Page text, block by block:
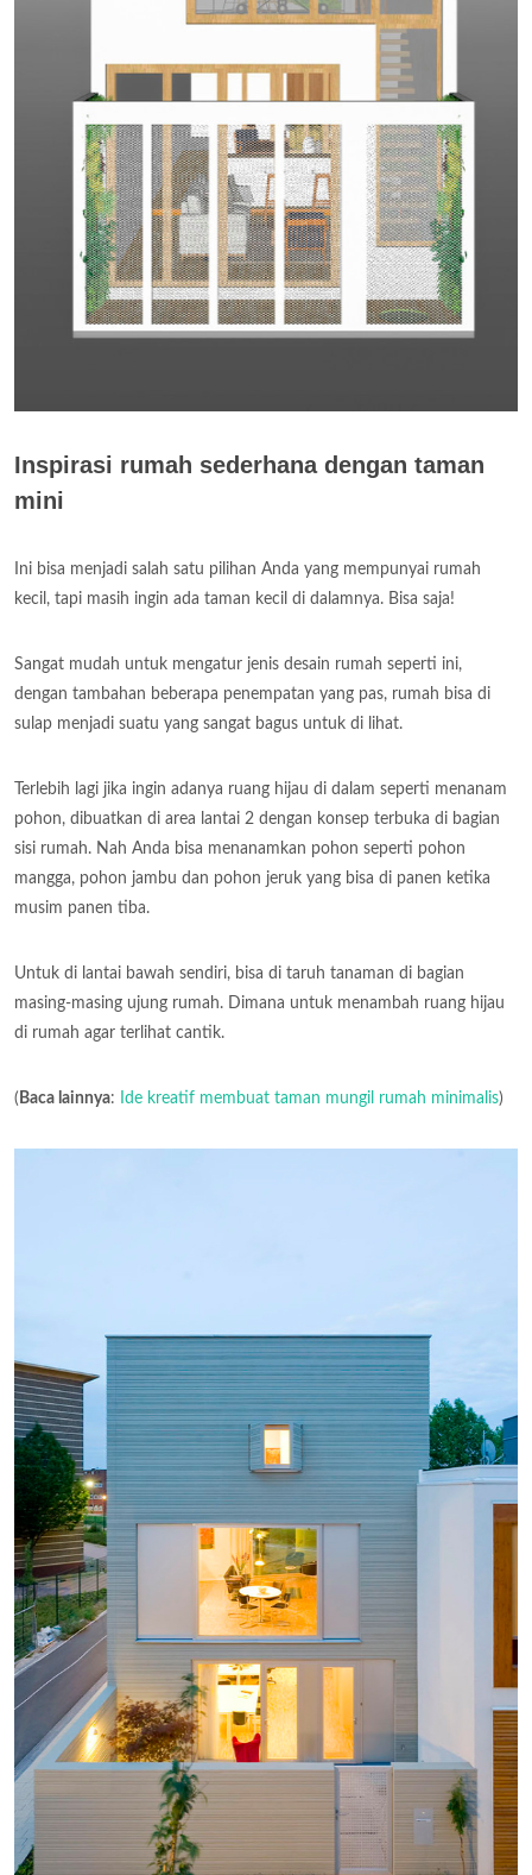
Inspirasi rumah sederhana dengan taman
mini
Ini bisa menjadi salah satu pilihan Anda yang mempunyai rumah
kecil, tapi masih ingin ada taman kecil di dalamnya. Bisa saja!
Sangat mudah untuk mengatur jenis desain rumah seperti ini,
dengan tambahan beberapa penempatan yang pas, rumah bisa di
sulap menjadi suatu yang sangat bagus untuk di lihat.
Terlebih lagi jika ingin adanya ruang hijau di dalam seperti menanam
pohon, dibuatkan di area lantai 2 dengan konsep terbuka di bagian
sisi rumah. Nah Anda bisa menanamkan pohon seperti pohon
mangga, pohon jambu dan pohon jeruk yang bisa di panen ketika
musim panen tiba.
Untuk di lantai bawah sendiri, bisa di taruh tanaman di bagian
masing-masing ujung rumah. Dimana untuk menambah ruang hijau
di rumah agar terlihat cantik.
( Baca lainnya: Ide kreatif membuat taman mungil rumah minimalis)